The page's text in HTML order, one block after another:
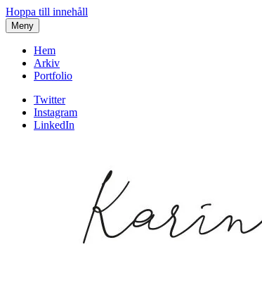
Hoppa till innehåll
Meny
Hem
Arkiv
Portfolio
Twitter
Instagram
LinkedIn